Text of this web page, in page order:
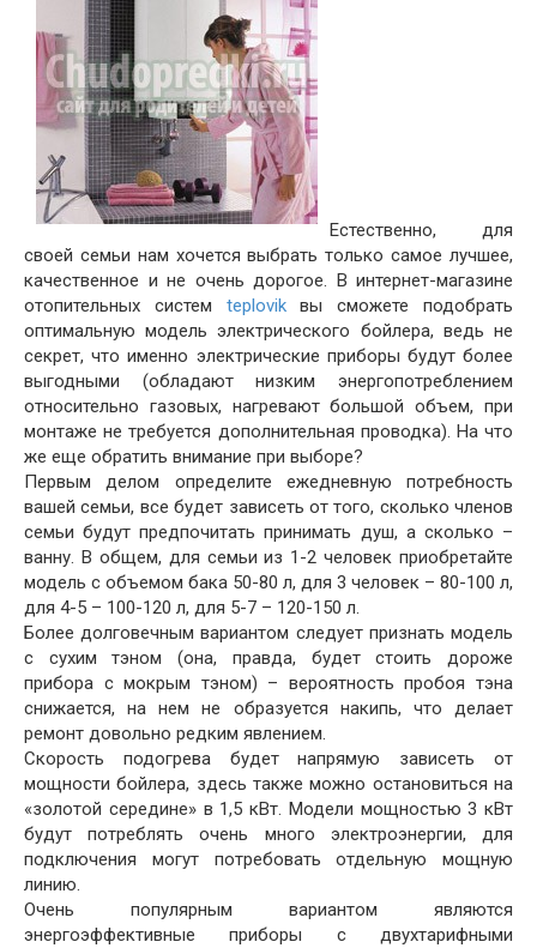
Естественно, для
своей семьи нам хочется выбрать только самое лучшее,
качественное и не очень дорогое. В интернет-магазине
отопительных систем teplovikвы сможете подобрать
оптимальную модель электрического бойлера, ведь не
секрет, что именно электрические приборы будут более
выгодными (обладают низким энергопотреблением
относительно газовых, нагревают большой объем, при
монтаже не требуется дополнительная проводка). На что
же еще обратить внимание при выборе?
Первым делом определите ежедневную потребность
вашей семьи, все будет зависеть от того, сколько членов
семьи будут предпочитать принимать душ, а сколько –
ванну. В общем, для семьи из 1-2 человек приобретайте
модель с объемом бака 50-80 л, для 3 человек – 80-100 л,
для 4-5 – 100-120 л, для 5-7 – 120-150 л.
Более долговечным вариантом следует признать модель
с сухим тэном (она, правда, будет стоить дороже
прибора с мокрым тэном) – вероятность пробоя тэна
снижается, на нем не образуется накипь, что делает
ремонт довольно редким явлением.
Скорость подогрева будет напрямую зависеть от
мощности бойлера, здесь также можно остановиться на
«золотой середине» в 1,5 кВт. Модели мощностью 3 кВт
будут потреблять очень много электроэнергии, для
подключения могут потребовать отдельную мощную
линию.
Очень популярным вариантом являются
энергоэффективные приборы с двухтарифными